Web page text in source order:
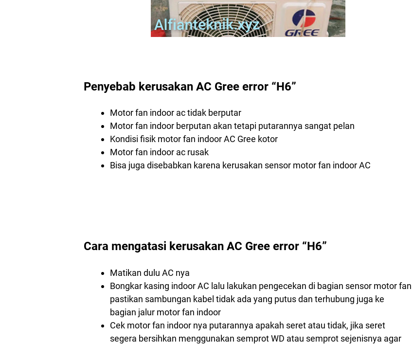
Penyebab kerusakan AC Gree error “H6”
Motor fan indoor ac tidak berputar
Motor fan indoor berputan akan tetapi putarannya sangat pelan
Kondisi fisik motor fan indoor AC Gree kotor
Motor fan indoor ac rusak
Bisa juga disebabkan karena kerusakan sensor motor fan indoor AC
Cara mengatasi kerusakan AC Gree error “H6”
Matikan dulu AC nya
Bongkar kasing indoor AC lalu lakukan pengecekan di bagian sensor motor fan
pastikan sambungan kabel tidak ada yang putus dan terhubung juga ke
bagian jalur motor fan indoor
Cek motor fan indoor nya putarannya apakah seret atau tidak, jika seret
segera bersihkan menggunakan semprot WD atau semprot sejenisnya agar